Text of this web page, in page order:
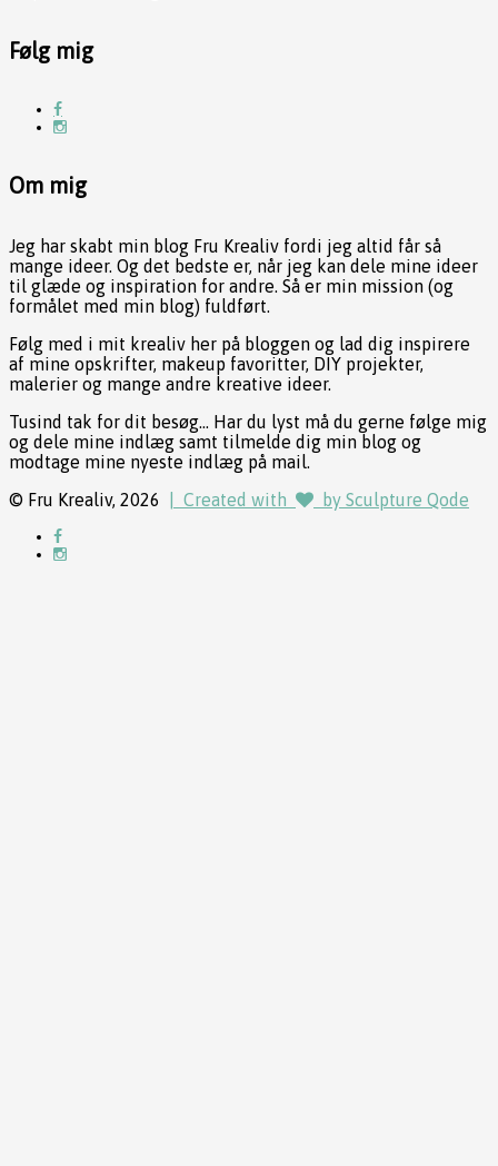
Følg mig
Om mig
Jeg har skabt min blog Fru Krealiv fordi jeg altid får så
mange ideer. Og det bedste er, når jeg kan dele mine ideer
til glæde og inspiration for andre. Så er min mission (og
formålet med min blog) fuldført.
Følg med i mit krealiv her på bloggen og lad dig inspirere
af mine opskrifter, makeup favoritter, DIY projekter,
malerier og mange andre kreative ideer.
Tusind tak for dit besøg... Har du lyst må du gerne følge mig
og dele mine indlæg samt tilmelde dig min blog og
modtage mine nyeste indlæg på mail.
© Fru Krealiv, 2026
| Created with by Sculpture Qode